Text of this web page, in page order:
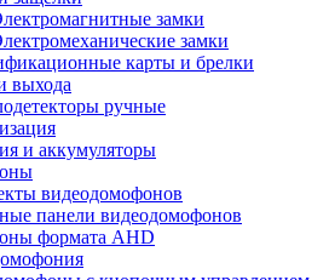
замки
замки
карты и брелки
выхода
ручные
и аккумуляторы
видеодомофонов
панели видеодомофонов
формата AHD